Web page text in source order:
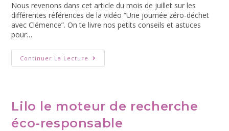
Nous revenons dans cet article du mois de juillet sur les
différentes références de la vidéo “Une journée zéro-déchet
avec Clémence”. On te livre nos petits conseils et astuces
pour…
Continuer La Lecture
Lilo le moteur de recherche
éco-responsable